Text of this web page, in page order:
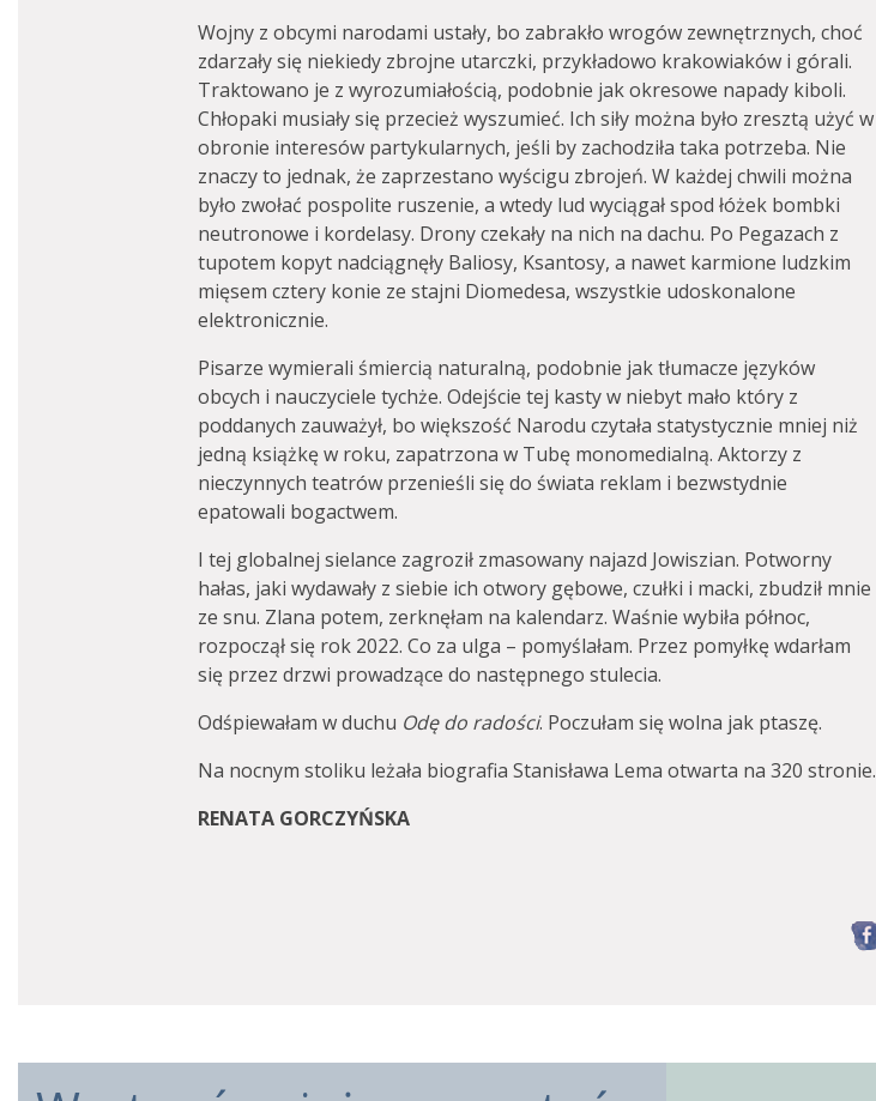
Wojny z obcymi narodami ustały, bo zabrakło wrogów zewnętrznych, choć
zdarzały się niekiedy zbrojne utarczki, przykładowo krakowiaków i górali.
Traktowano je z wyrozumiałością, podobnie jak okresowe napady kiboli.
Chłopaki musiały się przecież wyszumieć. Ich siły można było zresztą użyć w
obronie interesów partykularnych, jeśli by zachodziła taka potrzeba. Nie
znaczy to jednak, że zaprzestano wyścigu zbrojeń. W każdej chwili można
było zwołać pospolite ruszenie, a wtedy lud wyciągał spod łóżek bombki
neutronowe i kordelasy. Drony czekały na nich na dachu. Po Pegazach z
tupotem kopyt nadciągnęły Baliosy, Ksantosy, a nawet karmione ludzkim
mięsem cztery konie ze stajni Diomedesa, wszystkie udoskonalone
elektronicznie.
Pisarze wymierali śmiercią naturalną, podobnie jak tłumacze języków
obcych i nauczyciele tychże. Odejście tej kasty w niebyt mało który z
poddanych zauważył, bo większość Narodu czytała statystycznie mniej niż
jedną książkę w roku, zapatrzona w Tubę monomedialną. Aktorzy z
nieczynnych teatrów przenieśli się do świata reklam i bezwstydnie
epatowali bogactwem.
I tej globalnej sielance zagroził zmasowany najazd Jowiszian. Potworny
hałas, jaki wydawały z siebie ich otwory gębowe, czułki i macki, zbudził mnie
ze snu. Zlana potem, zerknęłam na kalendarz. Waśnie wybiła północ,
rozpoczął się rok 2022. Co za ulga – pomyślałam. Przez pomyłkę wdarłam
się przez drzwi prowadzące do następnego stulecia.
Odśpiewałam w duchu Odę do radości. Poczułam się wolna jak ptaszę.
Na nocnym stoliku leżała biografia Stanisława Lema otwarta na 320 stronie.
RENATA GORCZYŃSKA